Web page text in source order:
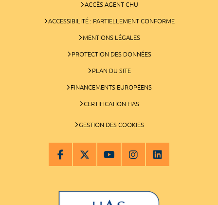
ACCÈS AGENT CHU
ACCESSIBILITÉ : PARTIELLEMENT CONFORME
MENTIONS LÉGALES
PROTECTION DES DONNÉES
PLAN DU SITE
FINANCEMENTS EUROPÉENS
CERTIFICATION HAS
GESTION DES COOKIES